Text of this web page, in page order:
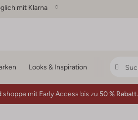
mit Klarna
Looks & Inspiration
shoppe mit Early Access bis zu 50 % Rabatt.